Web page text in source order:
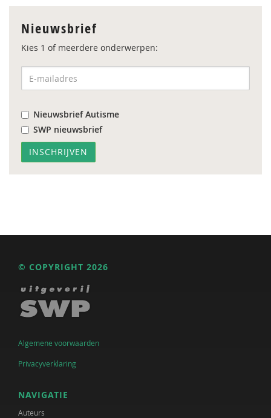
Nieuwsbrief
Kies 1 of meerdere onderwerpen:
Nieuwsbrief Autisme
SWP nieuwsbrief
© COPYRIGHT 2026
Algemene voorwaarden
Privacyverklaring
NAVIGATIE
Auteurs